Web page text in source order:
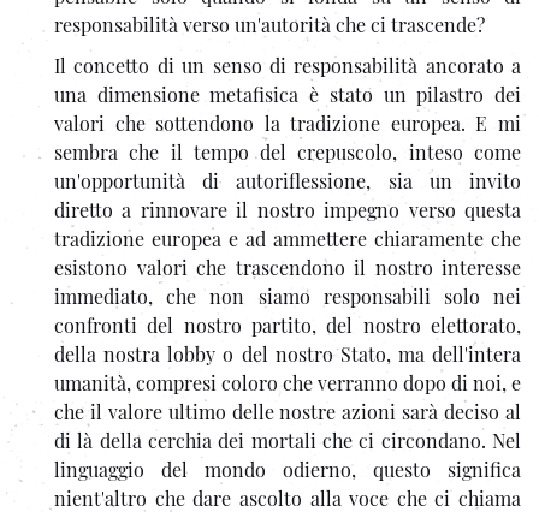
responsabilità verso un'autorità che ci trascende?
Il concetto di un senso di responsabilità ancorato a
una dimensione metafisica è stato un pilastro dei
valori che sottendono la tradizione europea. E mi
sembra che il tempo del crepuscolo, inteso come
un'opportunità di autoriflessione, sia un invito
diretto a rinnovare il nostro impegno verso questa
tradizione europea e ad ammettere chiaramente che
esistono valori che trascendono il nostro interesse
immediato, che non siamo responsabili solo nei
confronti del nostro partito, del nostro elettorato,
della nostra lobby o del nostro Stato, ma dell'intera
umanità, compresi coloro che verranno dopo di noi, e
che il valore ultimo delle nostre azioni sarà deciso al
di là della cerchia dei mortali che ci circondano. Nel
linguaggio del mondo odierno, questo significa
nient'altro che dare ascolto alla voce che ci chiama